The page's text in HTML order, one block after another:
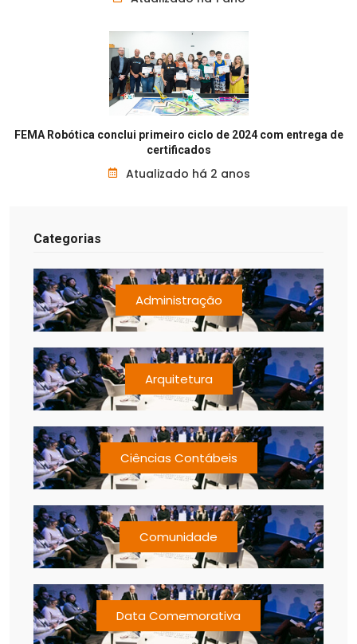
FEMA Robótica conclui primeiro ciclo de 2024 com entrega de
certificados
Atualizado há 2 anos
Categorias
Administração
Arquitetura
Ciências Contábeis
Comunidade
Data Comemorativa